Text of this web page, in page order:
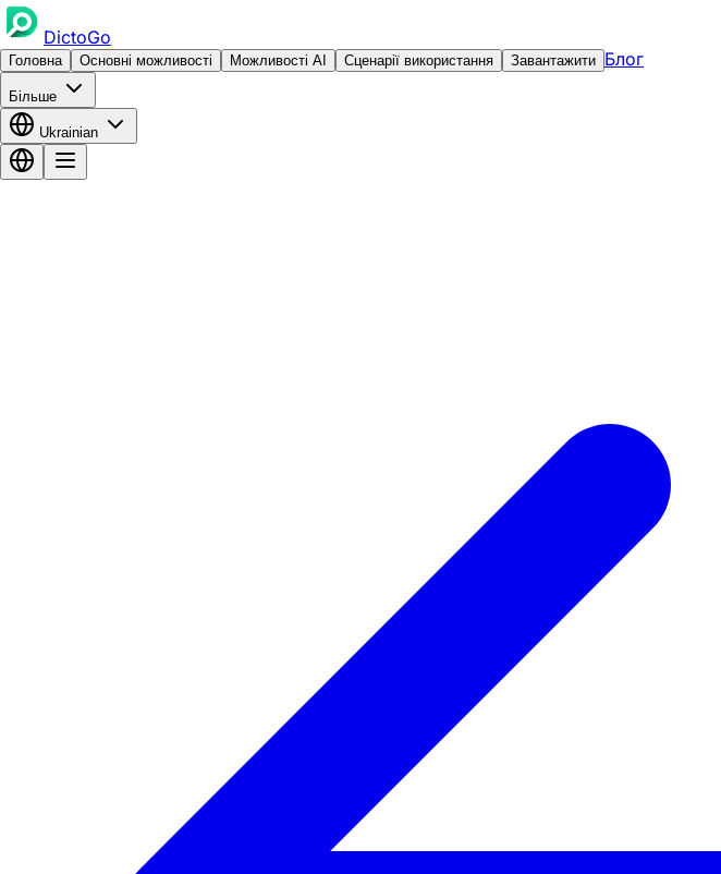
DictoGo
Головна Основні можливості Можливості AI Сценарії використання Завантажити Блог
Більше
Ukrainian